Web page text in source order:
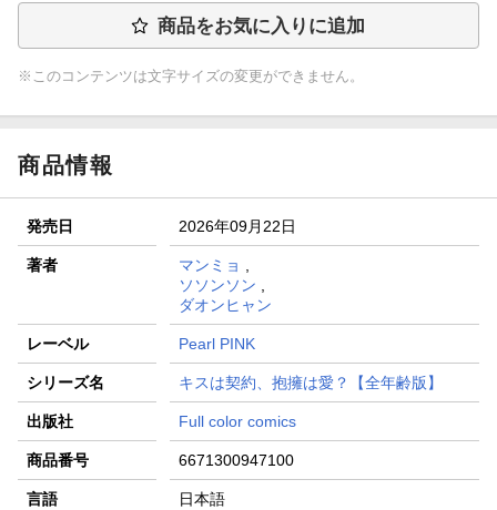
商品をお気に入りに追加
※このコンテンツは文字サイズの変更ができません。
商品情報
発売日 2026年09月22日
著者 マンミョ ,
ソソンソン ,
ダオンヒャン
レーベル Pearl PINK
シリーズ名 キスは契約、抱擁は愛？【全年齢版】
出版社 Full color comics
商品番号 6671300947100
言語 日本語